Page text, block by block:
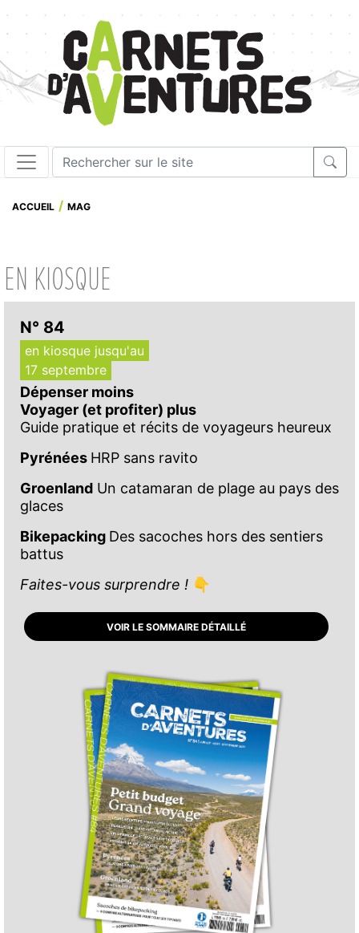
ACCUEIL MAG
EN KIOSQUE
N° 84
en kiosque jusqu'au
17 septembre
Dépenser moins
Voyager (et profiter) plus
Guide pratique et récits de voyageurs heureux
Pyrénées HRP sans ravito
Groenland Un catamaran de plage au pays des
glaces
Bikepacking Des sacoches hors des sentiers
battus
Faites-vous surprendre ! 👇
VOIR LE SOMMAIRE DÉTAILLÉ